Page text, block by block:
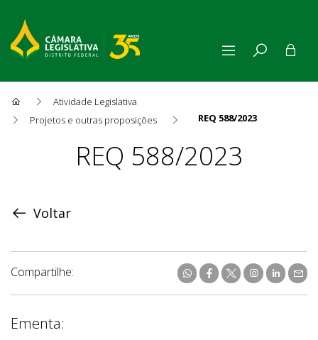
Atividade Legislativa
Projetos e outras proposições
REQ 588/2023
ProposiçãoREQ 588/2023
Voltar
Compartilhe:
Ementa: